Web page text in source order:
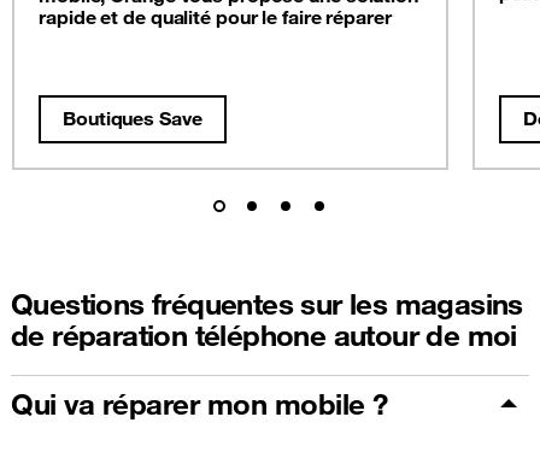
rapide et de qualité pour le faire réparer
Boutiques Save
Questions fréquentes sur les magasins
de réparation téléphone autour de moi
Qui va réparer mon mobile ?